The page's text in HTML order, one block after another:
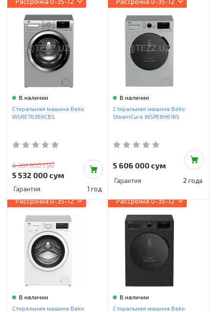
В наличии
Стиральная машина Beko
WSRE7636XCBS
6 361 800 сум
5 532 000 сум
Гарантия 1 год
В наличии
Стиральная машина Beko
SteamCure WSPE6H616S
5 606 000 сум
Гарантия 2 года
Рассрочка0-35-12
В наличии
Стиральная машина Beko
Рассрочка0-35-12
В наличии
Стиральная машина Beko